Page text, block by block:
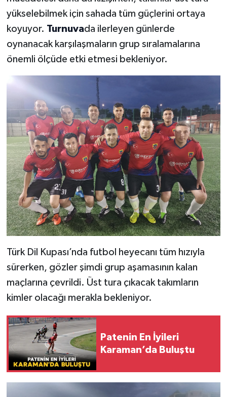
yükselebilmek için sahada tüm güçlerini ortaya
koyuyor. Turnuvada ilerleyen günlerde
oynanacak karşılaşmaların grup sıralamalarına
önemli ölçüde etki etmesi bekleniyor.
Türk Dil Kupası’nda futbol heyecanı tüm hızıyla
sürerken, gözler şimdi grup aşamasının kalan
maçlarına çevrildi. Üst tura çıkacak takımların
kimler olacağı merakla bekleniyor.
Patenin En İyileri
Karaman’da Buluştu